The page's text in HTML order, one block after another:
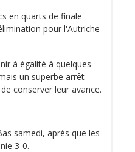
en quarts de finale
pour l'Autriche
à égalité à quelques
un superbe arrêt
conserver leur avance.
samedi, après que les
3-0.